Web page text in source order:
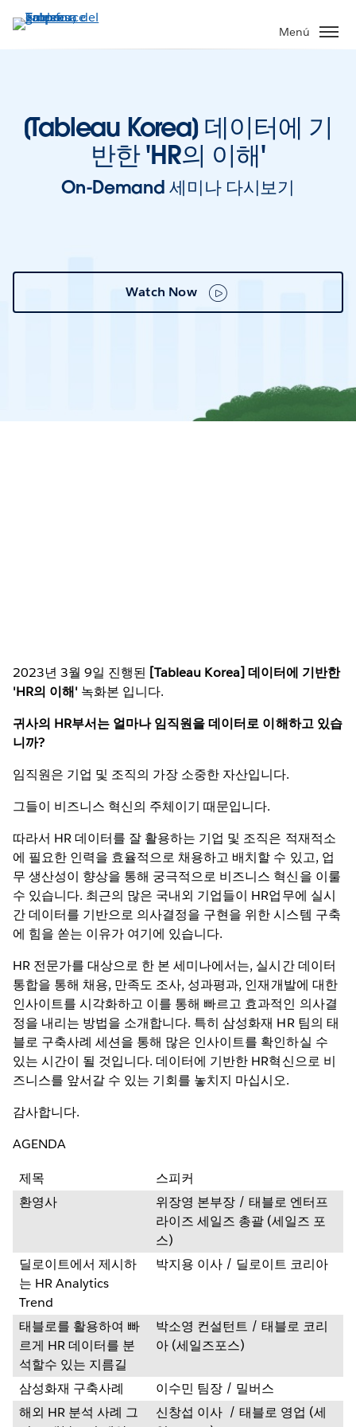
Menú
[Tableau Korea] 데이터에 기
반한 'HR의 이해'
On-Demand 세미나 다시보기
Watch Now
위장영 본부장/Tableau Korea(Salesforce)
Video
Trend
태블로를 활용하여 빠르게 HR 데이터를 분
석할수 있는 지름길
삼성화재 구축사례
Video
Video
Video
Play
Video
2023년 3월 9일 진행된 [Tableau Korea] 데이터에 기반한
'HR의 이해' 녹화본 입니다.
귀사의 HR부서는 얼마나 임직원을데이터로 이해하고 있습
니까?
임직원은 기업 및 조직의 가장 소중한 자산입니다.
그들이 비즈니스 혁신의 주체이기 때문입니다.
따라서 HR 데이터를 잘 활용하는 기업 및 조직은 적재적소
에 필요한 인력을 효율적으로 채용하고 배치할 수 있고, 업
무 생산성이 향상을 통해 궁극적으로 비즈니스 혁신을 이룰
수 있습니다. 최근의 많은 국내외 기업들이 HR업무에 실시
간 데이터를 기반으로 의사결정을 구현을 위한 시스템 구축
에 힘을 쏟는 이유가 여기에 있습니다.
HR 전문가를 대상으로 한 본 세미나에서는, 실시간 데이터
통합을 통해 채용, 만족도 조사, 성과평과, 인재개발에 대한
인사이트를 시각화하고 이를 통해 빠르고 효과적인 의사결
정을 내리는 방법을 소개합니다. 특히 삼성화재 HR 팀의 태
블로 구축사례 세션을 통해 많은 인사이트를 확인하실 수
있는 시간이 될 것입니다. 데이터에 기반한 HR혁신으로 비
즈니스를 앞서갈 수 있는 기회를 놓치지 마십시오.
감사합니다.
AGENDA
제목
스피커
환영사
위장영 본부장 / 태블로 엔터프
라이즈 세일즈 총괄 (세일즈 포
스)
딜로이트에서 제시하
는 HR Analytics
Trend
박지용 이사 / 딜로이트 코리아
태블로를 활용하여 빠
르게 HR 데이터를 분
석할수 있는 지름길
박소영 컨설턴트 / 태블로 코리
아 (세일즈포스)
삼성화재 구축사례
이수민 팀장 / 밀버스
해외 HR 분석 사례 그
신창섭 이사 / 태블로 영업 (세